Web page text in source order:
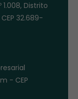
Distrito
32.689-
- CEP